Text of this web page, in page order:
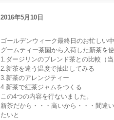
2016年5月10日
ゴールデンウィーク最終日のお忙しい
グームティー茶園から入荷した新茶を
1.ダージリンのブレンド茶との比較（
2.新茶を違う温度で抽出してみる
3.新茶のアレンジティー
4.新茶で紅茶ジャムをつくる
この4つの内容を行ないました。
新茶だから・・・高いから・・・間違
たいと